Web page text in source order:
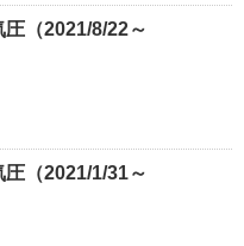
圧（2021/8/22～
圧（2021/1/31～